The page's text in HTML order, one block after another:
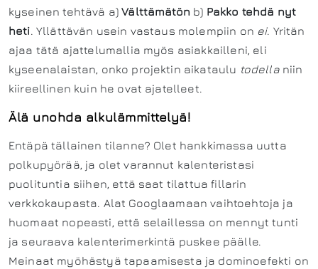
kyseinen tehtävä a)Välttämätön b) Pakko tehdä nyt
heti. Yllättävän usein vastaus molempiin on ei. Yritän
ajaa tätä ajattelumallia myös asiakkailleni, eli
kyseenalaistan, onko projektin aikataulu todellaniin
kiireellinen kuin he ovat ajatelleet.
Älä unohda alkulämmittelyä!
Entäpä tällainen tilanne? Olet hankkimassa uutta
polkupyörää, ja olet varannut kalenteristasi
puolituntia siihen, että saat tilattua fillarin
verkkokaupasta. Alat Googlaamaan vaihtoehtoja ja
huomaat nopeasti, että selaillessa on mennyt tunti
ja seuraava kalenterimerkintä puskee päälle.
Meinaat myöhästyä tapaamisesta ja dominoefekti on